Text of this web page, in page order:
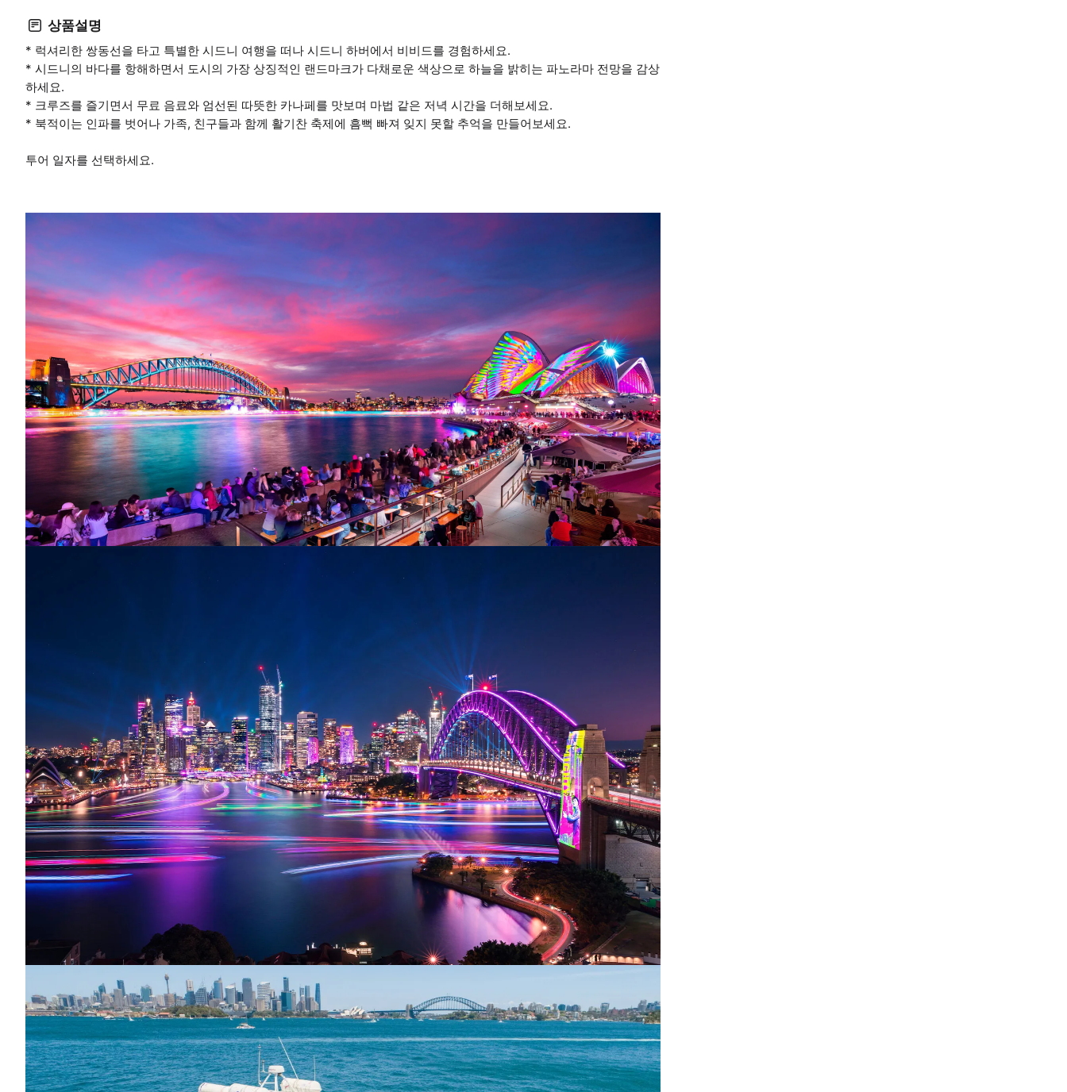
상품설명
* 럭셔리한 쌍동선을 타고 특별한 시드니 여행을 떠나 시드니 하버에서 비비드를 경험하세요.
* 시드니의 바다를 항해하면서 도시의 가장 상징적인 랜드마크가 다채로운 색상으로 하늘을 밝히는 파노라마 전망을 감상
하세요.
* 크루즈를 즐기면서 무료 음료와 엄선된 따뜻한 카나페를 맛보며 마법 같은 저녁 시간을 더해보세요.
* 북적이는 인파를 벗어나 가족, 친구들과 함께 활기찬 축제에 흠뻑 빠져 잊지 못할 추억을 만들어보세요.
투어 일자를 선택하세요.